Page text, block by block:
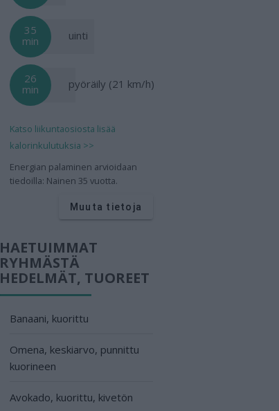
35
min
uinti
26
min
pyöräily (21 km/h)
Katso liikuntaosiosta lisää
kalorinkulutuksia >>
Energian palaminen arvioidaan
tiedoilla: Nainen 35 vuotta.
Muuta tietoja
HAETUIMMAT
RYHMÄSTÄ
HEDELMÄT, TUOREET
Banaani, kuorittu
Omena, keskiarvo, punnittu
kuorineen
Avokado, kuorittu, kivetön